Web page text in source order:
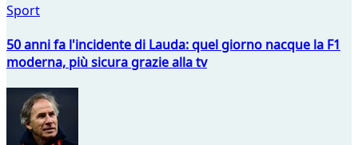
Sport
50 anni fa l'incidente di Lauda: quel giorno nacque la F1
moderna, più sicura grazie alla tv